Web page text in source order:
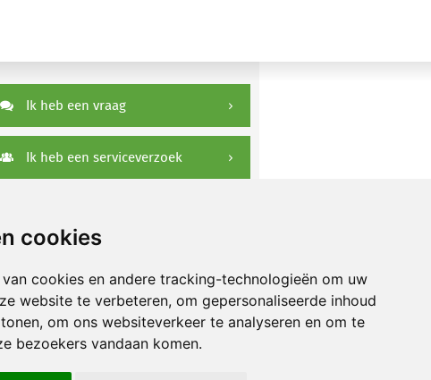
cookies
cookies en andere tracking-technologieën om uw
website te verbeteren, om gepersonaliseerde inhoud
om ons websiteverkeer te analyseren en om te
bezoekers vandaan komen.
Ik heb een vraag
Ik heb een serviceverzoek